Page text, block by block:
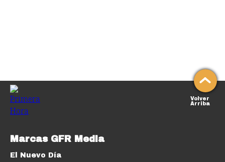
Volver
Arriba
Marcas GFR Media
El Nuevo Día